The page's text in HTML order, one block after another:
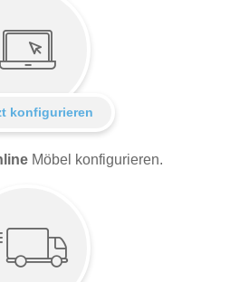
konfigurieren
Möbel konfigurieren.